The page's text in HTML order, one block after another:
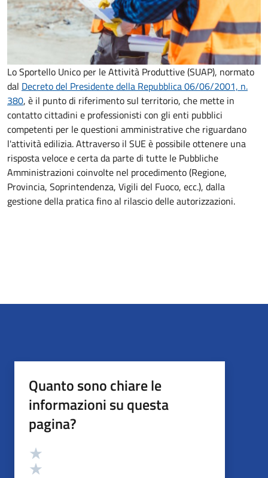
Lo Sportello Unico per le Attività Produttive (SUAP), normato
dal Decreto del Presidente della Repubblica 06/06/2001, n.
380, è il punto di riferimento sul territorio, che mette in
contatto cittadini e professionisti con gli enti pubblici
competenti per le questioni amministrative che riguardano
l'attività edilizia. Attraverso il SUE è possibile ottenere una
risposta veloce e certa da parte di tutte le Pubbliche
Amministrazioni coinvolte nel procedimento (Regione,
Provincia, Soprintendenza, Vigili del Fuoco, ecc.), dalla
gestione della pratica fino al rilascio delle autorizzazioni.
Quanto sono chiare le
informazioni su questa
pagina?
Valutazione